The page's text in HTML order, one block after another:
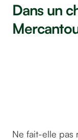
Dans un
Ne fait-elle pas